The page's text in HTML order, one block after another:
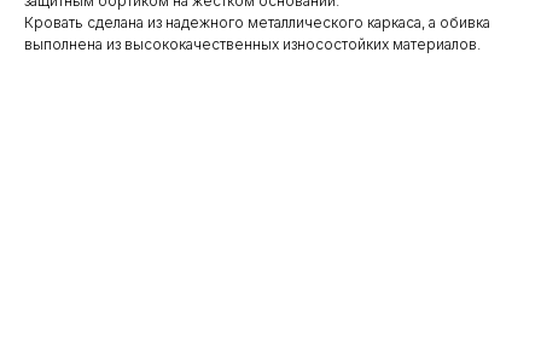
Кровать сделана из надежного металлического каркаса, а обивка
выполнена из высококачественных износостойких материалов.